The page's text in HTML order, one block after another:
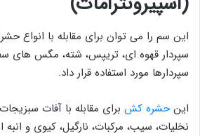
این سم را می توان برای مقابله با انواع
سپردار قهوه ای، تریپس، شته، مگس های
سپردارها مورد استفاده قرار داد.
اینحشره کش برای مقابله با آفات
نخلیات، سیب، مرکبات، نارگیل، کیوی و